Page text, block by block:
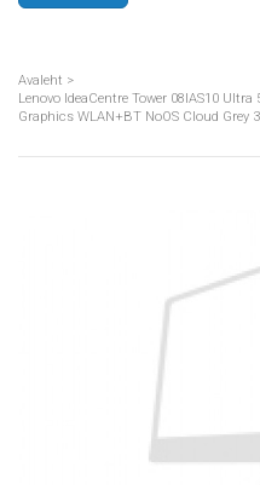
Avaleht >
Lenovo IdeaCentre Tower 08IAS10
Graphics WLAN+BT NoOS Cloud Grey